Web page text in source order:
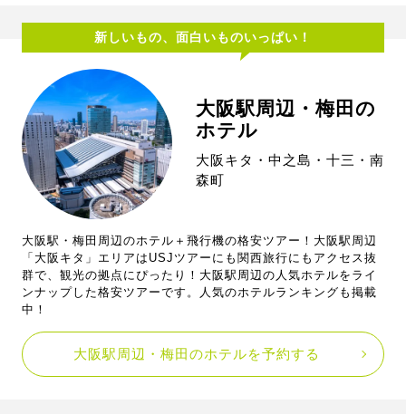
新しいもの、面白いものいっぱい！
大阪駅周辺・梅田の
ホテル
大阪キタ・中之島・十三・南
森町
大阪駅・梅田周辺のホテル＋飛行機の格安ツアー！大阪駅周辺
「大阪キタ」エリアはUSJツアーにも関西旅行にもアクセス抜
群で、観光の拠点にぴったり！大阪駅周辺の人気ホテルをライ
ンナップした格安ツアーです。人気のホテルランキングも掲載
中！
大阪駅周辺・梅田のホテルを予約する